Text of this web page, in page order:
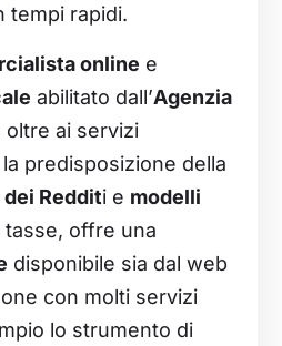
tempi rapidi.
online e
abilitato dall’Agenzia
oltre ai servizi
predisposizione della
Redditi e modelli
tasse, offre una
disponibile sia dal web
con molti servizi
lo strumento di